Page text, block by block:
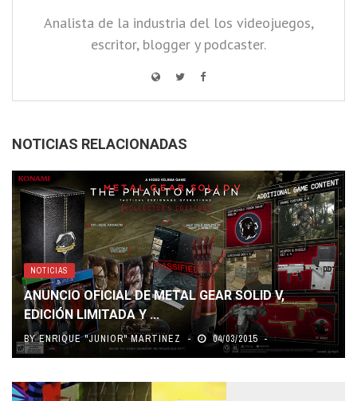
Analista de la industria del los videojuegos,
escritor, blogger y podcaster.
NOTICIAS RELACIONADAS
NOTICIAS
ANUNCIO OFICIAL DE METAL GEAR SOLID V,
EDICIÓN LIMITADA Y ...
BYENRIQUE "JUNIOR" MARTINEZ 04/03/2015